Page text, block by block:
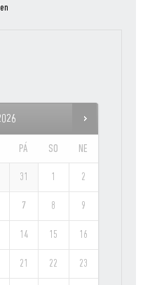
PÁ SO NE
31 1 2
7 8 9
14 15 16
21 22 23